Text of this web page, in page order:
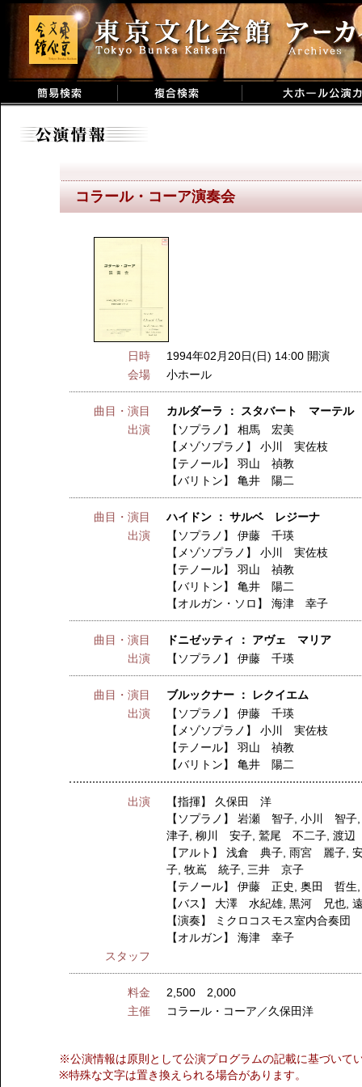
コラール・コーア演奏会
日時
1994年02月20日(日) 14:00 開演
会場
小ホール
曲目・演目
カルダーラ ： スタバート マーテル
出演
【ソプラノ】相馬 宏美
【メゾソプラノ】小川 実佐枝
【テノール】羽山 禎教
【バリトン】亀井 陽二
曲目・演目
ハイドン ： サルベ レジーナ
出演
【ソプラノ】伊藤 千瑛
【メゾソプラノ】小川 実佐枝
【テノール】羽山 禎教
【バリトン】亀井 陽二
【オルガン・ソロ】海津 幸子
曲目・演目
ドニゼッティ ： アヴェ マリア
出演
【ソプラノ】伊藤 千瑛
曲目・演目
ブルックナー ： レクイエム
出演
【ソプラノ】伊藤 千瑛
【メゾソプラノ】小川 実佐枝
【テノール】羽山 禎教
【バリトン】亀井 陽二
出演 【指揮】 久保田 洋
【ソプラノ】岩瀬 智子 ,小川 智子
津子 ,柳川 安子 ,鷲尾 不二子 ,渡辺
【アルト】浅倉 典子 ,雨宮 麗子 ,
子 ,牧嶌 統子 三井 京子
【テノール】伊藤 正史 ,奥田 哲生
【バス】 大澤 水紀雄 ,黒河 兄也 ,
【演奏】
ミクロコスモス室内合奏団
【オルガン】海津 幸子
スタッフ
料金
2,500 2,000
主催
コラール・コーア／久保田洋
※公演情報は原則として公演プログラムの記載に基づいて
※特殊な文字は置き換えられる場合があります。